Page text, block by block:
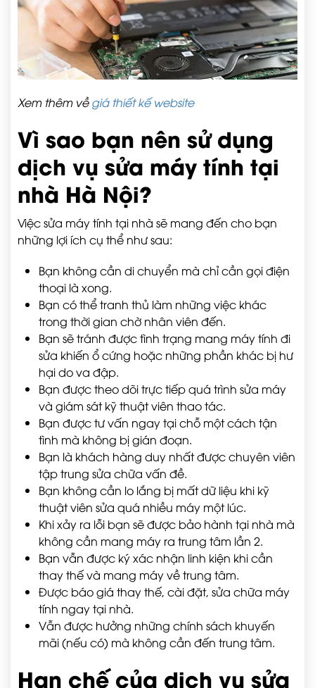
Xem thêm vềgiá thiết kế website
Vì sao bạn nên sử dụng
dịch vụ sửa máy tính tại
nhà Hà Nội?
Việc sửa máy tính tại nhà sẽ mang đến cho bạn
những lợi ích cụ thể như sau:
Bạn không cần di chuyển mà chỉ cần gọi điện
thoại là xong.
Bạn có thể tranh thủ làm những việc khác
trong thời gian chờ nhân viên đến.
Bạn sẽ tránh được tình trạng mang máy tính đi
sửa khiến ổ cứng hoặc những phần khác bị hư
hại do va đập.
Bạn được theo dõi trực tiếp quá trình sửa máy
và giám sát kỹ thuật viên thao tác.
Bạn được tư vấn ngay tại chỗ một cách tận
tình mà không bị gián đoạn.
Bạn là khách hàng duy nhất được chuyên viên
tập trung sửa chữa vấn đề.
Bạn không cần lo lắng bị mất dữ liệu khi kỹ
thuật viên sửa quá nhiều máy một lúc.
Khi xảy ra lỗi bạn sẽ được bảo hành tại nhà mà
không cần mang máy ra trung tâm lần 2.
Bạn vẫn được ký xác nhận linh kiện khi cần
thay thế và mang máy về trung tâm.
Được báo giá thay thế, cài đặt, sửa chữa máy
tính ngay tại nhà.
Vẫn được hưởng những chính sách khuyến
mãi (nếu có) mà không cần đến trung tâm.
Hạn chế của dịch vụ sửa